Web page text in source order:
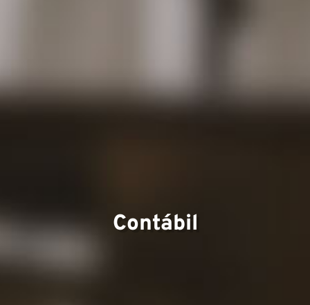
Contábil